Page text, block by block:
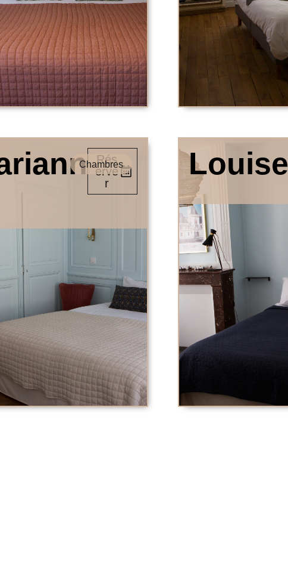
Rés
erve
r
Chambres Louise